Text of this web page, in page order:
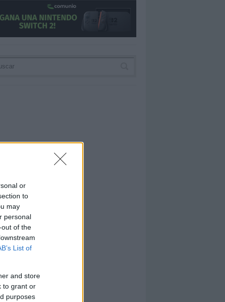
or
to
may
personal
of the
List of
and store
to grant or
purposes